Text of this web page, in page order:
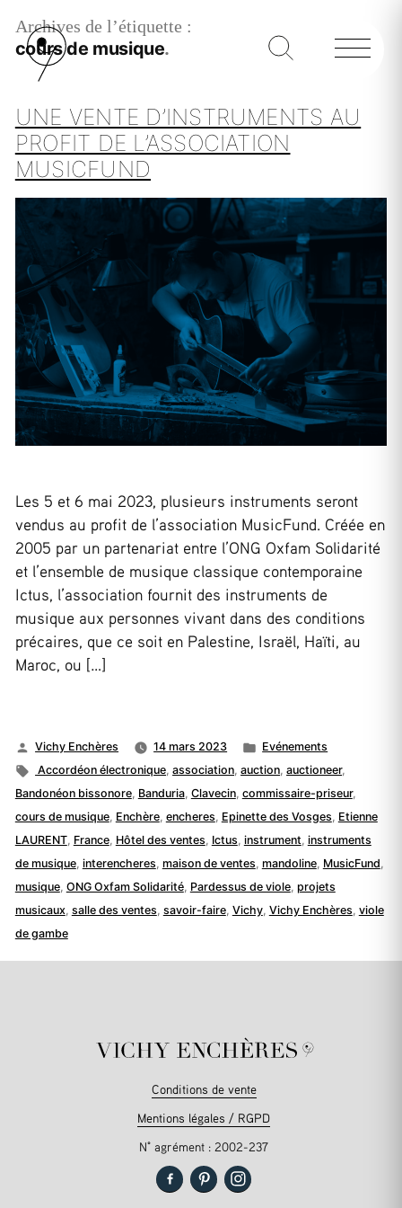
Archives de l’étiquette :
cours de musique
UNE VENTE D’INSTRUMENTS AU
PROFIT DE L’ASSOCIATION
MUSICFUND
Les 5 et 6 mai 2023, plusieurs instruments seront
vendus au profit de l’association MusicFund. Créée en
2005 par un partenariat entre l’ONG Oxfam Solidarité
et l’ensemble de musique classique contemporaine
Ictus, l’association fournit des instruments de
musique aux personnes vivant dans des conditions
précaires, que ce soit en Palestine, Israël, Haïti, au
Maroc, ou […]
Publié
par
Vichy Enchères 14 mars 2023
Publié
dans
Evénements
Étiquettes :
Accordéon électronique,association,auction,auctioneer,
Bandonéon bissonore, Banduria, Clavecin, commissaire-priseur,
cours de musique, Enchère, encheres, Epinette des Vosges, Etienne
LAURENT, France, Hôtel des ventes, Ictus, instrument, instruments
de musique, interencheres, maison de ventes, mandoline, MusicFund,
musique, ONG Oxfam Solidarité, Pardessus de viole, projets
musicaux, salle des ventes, savoir-faire, Vichy, Vichy Enchères, viole
de gambe
Conditions de vente
Mentions légales / RGPD
N° agrément : 2002-237